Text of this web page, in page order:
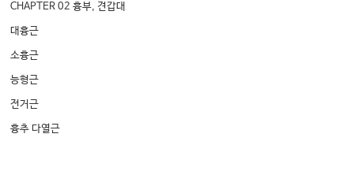
CHAPTER 02 흉부, 견갑대
대흉근
소흉근
능형근
전거근
흉추 다열근